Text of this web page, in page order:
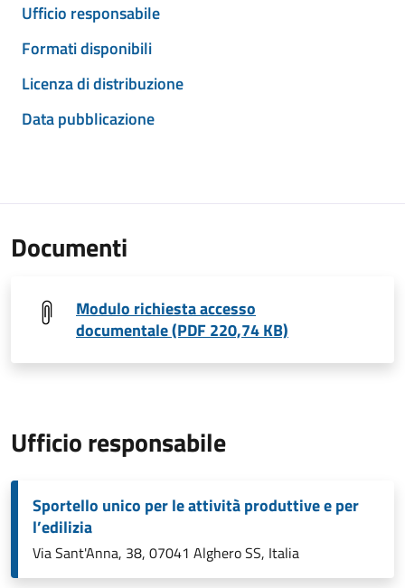
Ufficio responsabile
Formati disponibili
Licenza di distribuzione
Data pubblicazione
Documenti
Modulo richiesta accesso
documentale (PDF 220,74 KB)
Ufficio responsabile
Sportello unico per le attività produttive e per
l’edilizia
Via Sant'Anna, 38, 07041 Alghero SS, Italia